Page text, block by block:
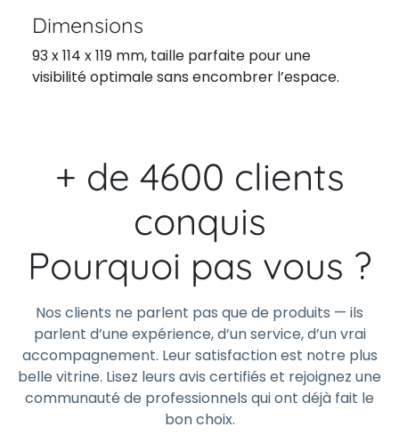
Dimensions
93 x 114 x 119 mm, taille parfaite pour une
visibilité optimale sans encombrer l’espace.
+ de 4600 clients
conquis
Pourquoi pas vous ?
Nos clients ne parlent pas que de produits — ils
parlent d’une expérience, d’un service, d’un vrai
accompagnement. Leur satisfaction est notre plus
belle vitrine. Lisez leurs avis certifiés et rejoignez une
communauté de professionnels qui ont déjà fait le
bon choix.